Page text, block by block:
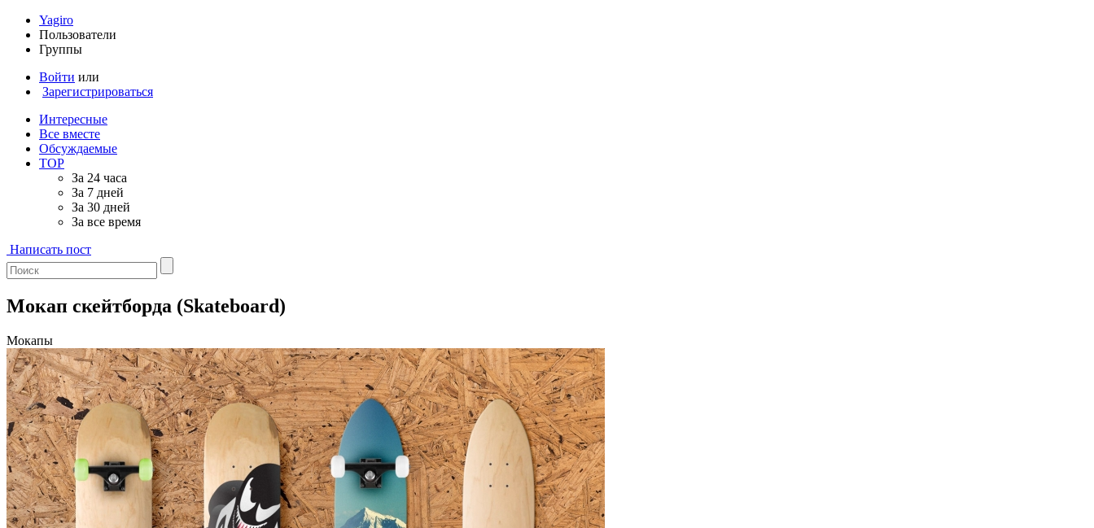
Yagiro
Пользователи
Группы
Войти или
Зарегистрироваться
Интересные
Все вместе
Обсуждаемые
TOP
За 24 часа
За 7 дней
За 30 дней
За все время
Написать пост
Мокап скейтборда (Skateboard)
Мокапы